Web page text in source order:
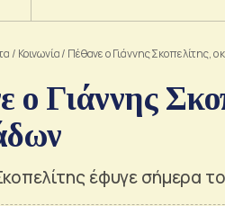
/ Κοινωνία/ Πέθανε ο Γιάννης Σκοπελίτης,
ο Γιάννης
έφυγε σήμερα